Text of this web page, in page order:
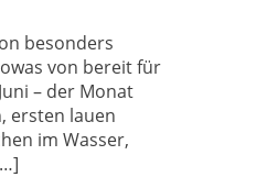
besonders
von bereit für
– der Monat
ersten lauen
im Wasser,